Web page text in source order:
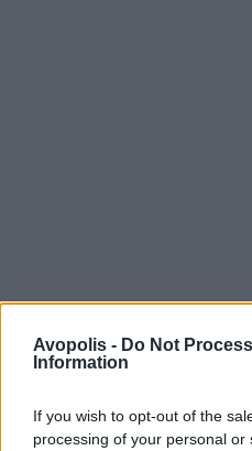
Avopolis - Do Not
Information
If you wish to opt-out of the
processing of your personal